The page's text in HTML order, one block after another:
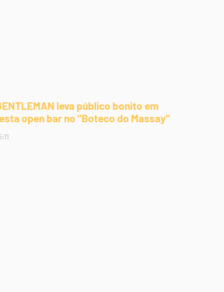
leva público bonito em
open bar no "Boteco do Massay"